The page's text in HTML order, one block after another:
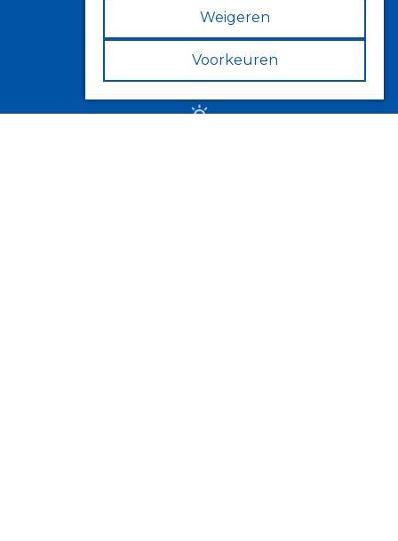
Over ons
Tips
Verkooppunten
Weigeren
Voorkeuren